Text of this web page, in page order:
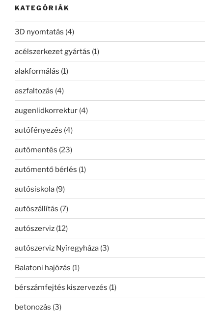
KATEGÓRIÁK
3D nyomtatás (4)
acélszerkezet gyártás (1)
alakformálás (1)
aszfaltozás (4)
augenlidkorrektur (4)
autófényezés (4)
autómentés (23)
autómentő bérlés (1)
autósiskola (9)
autószállítás (7)
autószerviz (12)
autószerviz Nyíregyháza (3)
Balatoni hajózás (1)
bérszámfejtés kiszervezés (1)
betonozás (3)